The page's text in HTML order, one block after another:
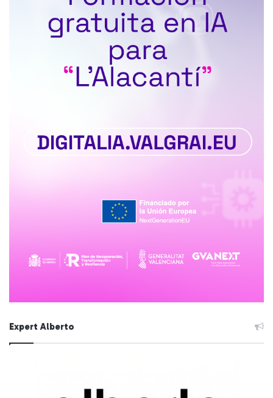
Expert Alberto